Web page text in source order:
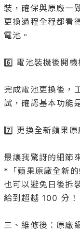
裝，確保與原廠一
更換過程全程都看
電池。
6️⃣ 電池裝機後開機
完成電池更換後，
試，確認基本功能
7️⃣ 更換全新蘋果原
最讓我驚訝的細節
*「蘋果原廠全新
也可以避免日後拆
給到超越 100 分！
三、維修後：原廠